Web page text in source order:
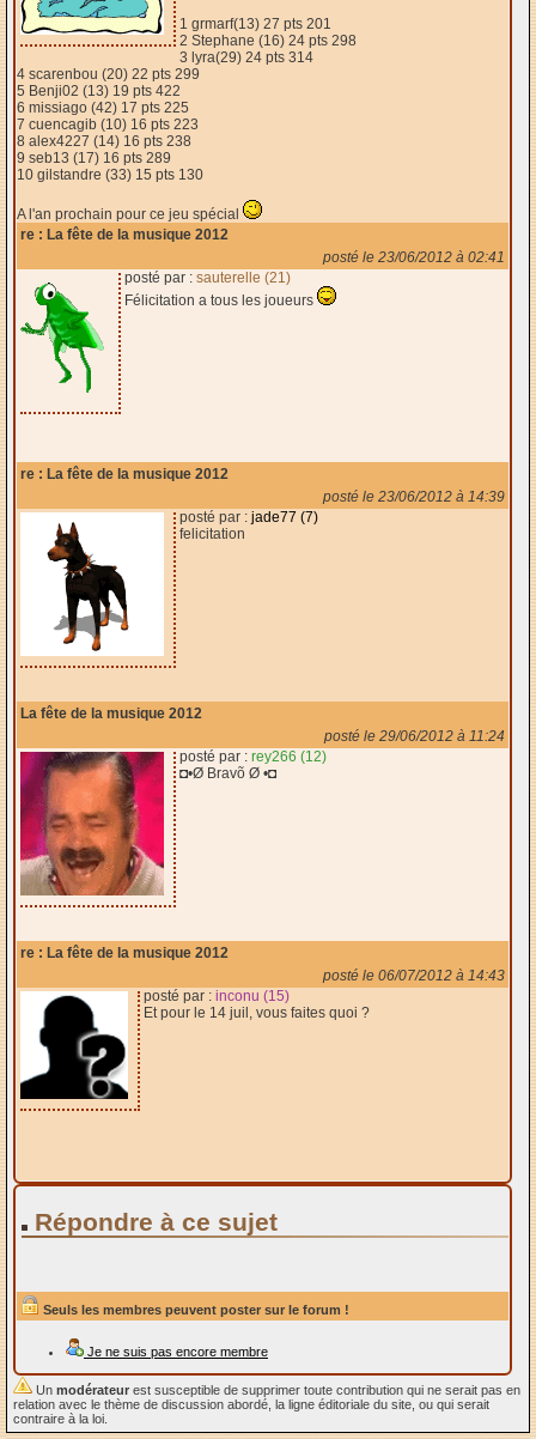
1 grmarf(13) 27 pts 201
2 Stephane (16) 24 pts 298
3 lyra(29) 24 pts 314
4 scarenbou (20) 22 pts 299
5 Benji02 (13) 19 pts 422
6 missiago (42) 17 pts 225
7 cuencagib (10) 16 pts 223
8 alex4227 (14) 16 pts 238
9 seb13 (17) 16 pts 289
10 gilstandre (33) 15 pts 130
A l'an prochain pour ce jeu spécial
re : La fête de la musique 2012
posté le 23/06/2012 à 02:41
posté par : sauterelle (21)
Félicitation a tous les joueurs
re : La fête de la musique 2012
posté le 23/06/2012 à 14:39
posté par : jade77 (7)
felicitation
La fête de la musique 2012
posté le 29/06/2012 à 11:24
posté par : rey266 (12)
◘•Ø Bravõ Ø •◘
re : La fête de la musique 2012
posté le 06/07/2012 à 14:43
posté par : inconu (15)
Et pour le 14 juil, vous faites quoi ?
Répondre à ce sujet
Seuls les membres peuvent poster sur le forum !
Je ne suis pas encore membre
Un modérateur est susceptible de supprimer toute contribution qui ne serait pas en
relation avec le thème de discussion abordé, la ligne éditoriale du site, ou qui serait
contraire à la loi.